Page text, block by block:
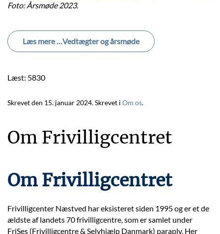
Foto: Årsmøde 2023.
Læs mere …Vedtægter og årsmøde
Læst: 5830
Skrevet den 15. januar 2024. Skrevet i Om os.
Om Frivilligcentret
Om Frivilligcentret
Frivilligcenter Næstved har eksisteret siden 1995 og er et de
ældste af landets 70 frivilligcentre, som er samlet under
FriSes (Frivilligcentre & Selvhjælp Danmark) paraply. Her